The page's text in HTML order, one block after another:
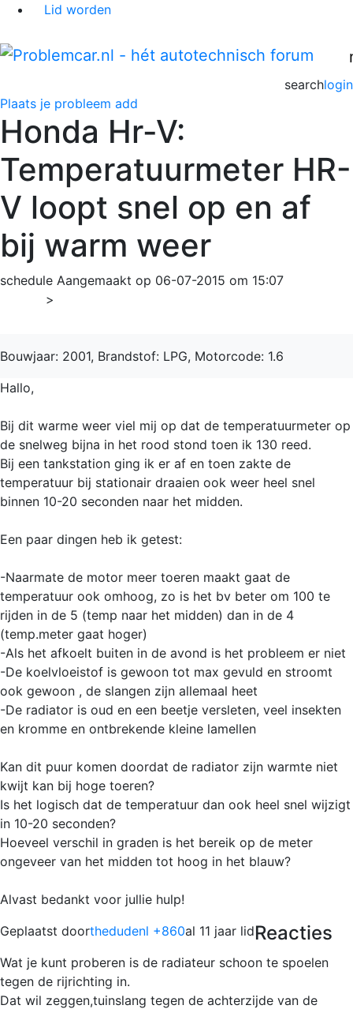
Lid worden
login
search
Plaats je probleem add
Honda Hr-V:
Temperatuurmeter HR-
V loopt snel op en af
bij warm weer
schedule Aangemaakt op 06-07-2015 om 15:07
>
Bouwjaar: 2001, Brandstof: LPG, Motorcode: 1.6
Hallo,
Bij dit warme weer viel mij op dat de temperatuurmeter op
de snelweg bijna in het rood stond toen ik 130 reed.
Bij een tankstation ging ik er af en toen zakte de
temperatuur bij stationair draaien ook weer heel snel
binnen 10-20 seconden naar het midden.
Een paar dingen heb ik getest:
-Naarmate de motor meer toeren maakt gaat de
temperatuur ook omhoog, zo is het bv beter om 100 te
rijden in de 5 (temp naar het midden) dan in de 4
(temp.meter gaat hoger)
-Als het afkoelt buiten in de avond is het probleem er niet
-De koelvloeistof is gewoon tot max gevuld en stroomt
ook gewoon , de slangen zijn allemaal heet
-De radiator is oud en een beetje versleten, veel insekten
en kromme en ontbrekende kleine lamellen
Kan dit puur komen doordat de radiator zijn warmte niet
kwijt kan bij hoge toeren?
Is het logisch dat de temperatuur dan ook heel snel wijzigt
in 10-20 seconden?
Hoeveel verschil in graden is het bereik op de meter
ongeveer van het midden tot hoog in het blauw?
Alvast bedankt voor jullie hulp!
Geplaatst doorthedudenl +860al 11 jaar lidReacties
Wat je kunt proberen is de radiateur schoon te spoelen
tegen de rijrichting in.
Dat wil zeggen,tuinslang tegen de achterzijde van de